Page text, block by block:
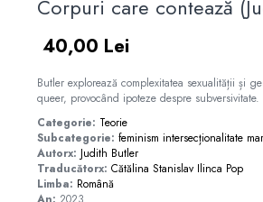
Corpuri care contează
40,00 Lei
Butler explorează complexitatea sexualității și
queer, provocând ipoteze despre subversivitate.
Categorie: Teorie
Subcategorie:feminism intersecționalitate
Autorx: Judith Butler
Traducătorx:Cătălina Stanislav Ilinca Pop
Limba: Română